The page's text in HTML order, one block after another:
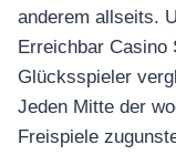
anderem allseits.
Erreichbar Casino
Glücksspieler
Jeden Mitte der
Freispiele